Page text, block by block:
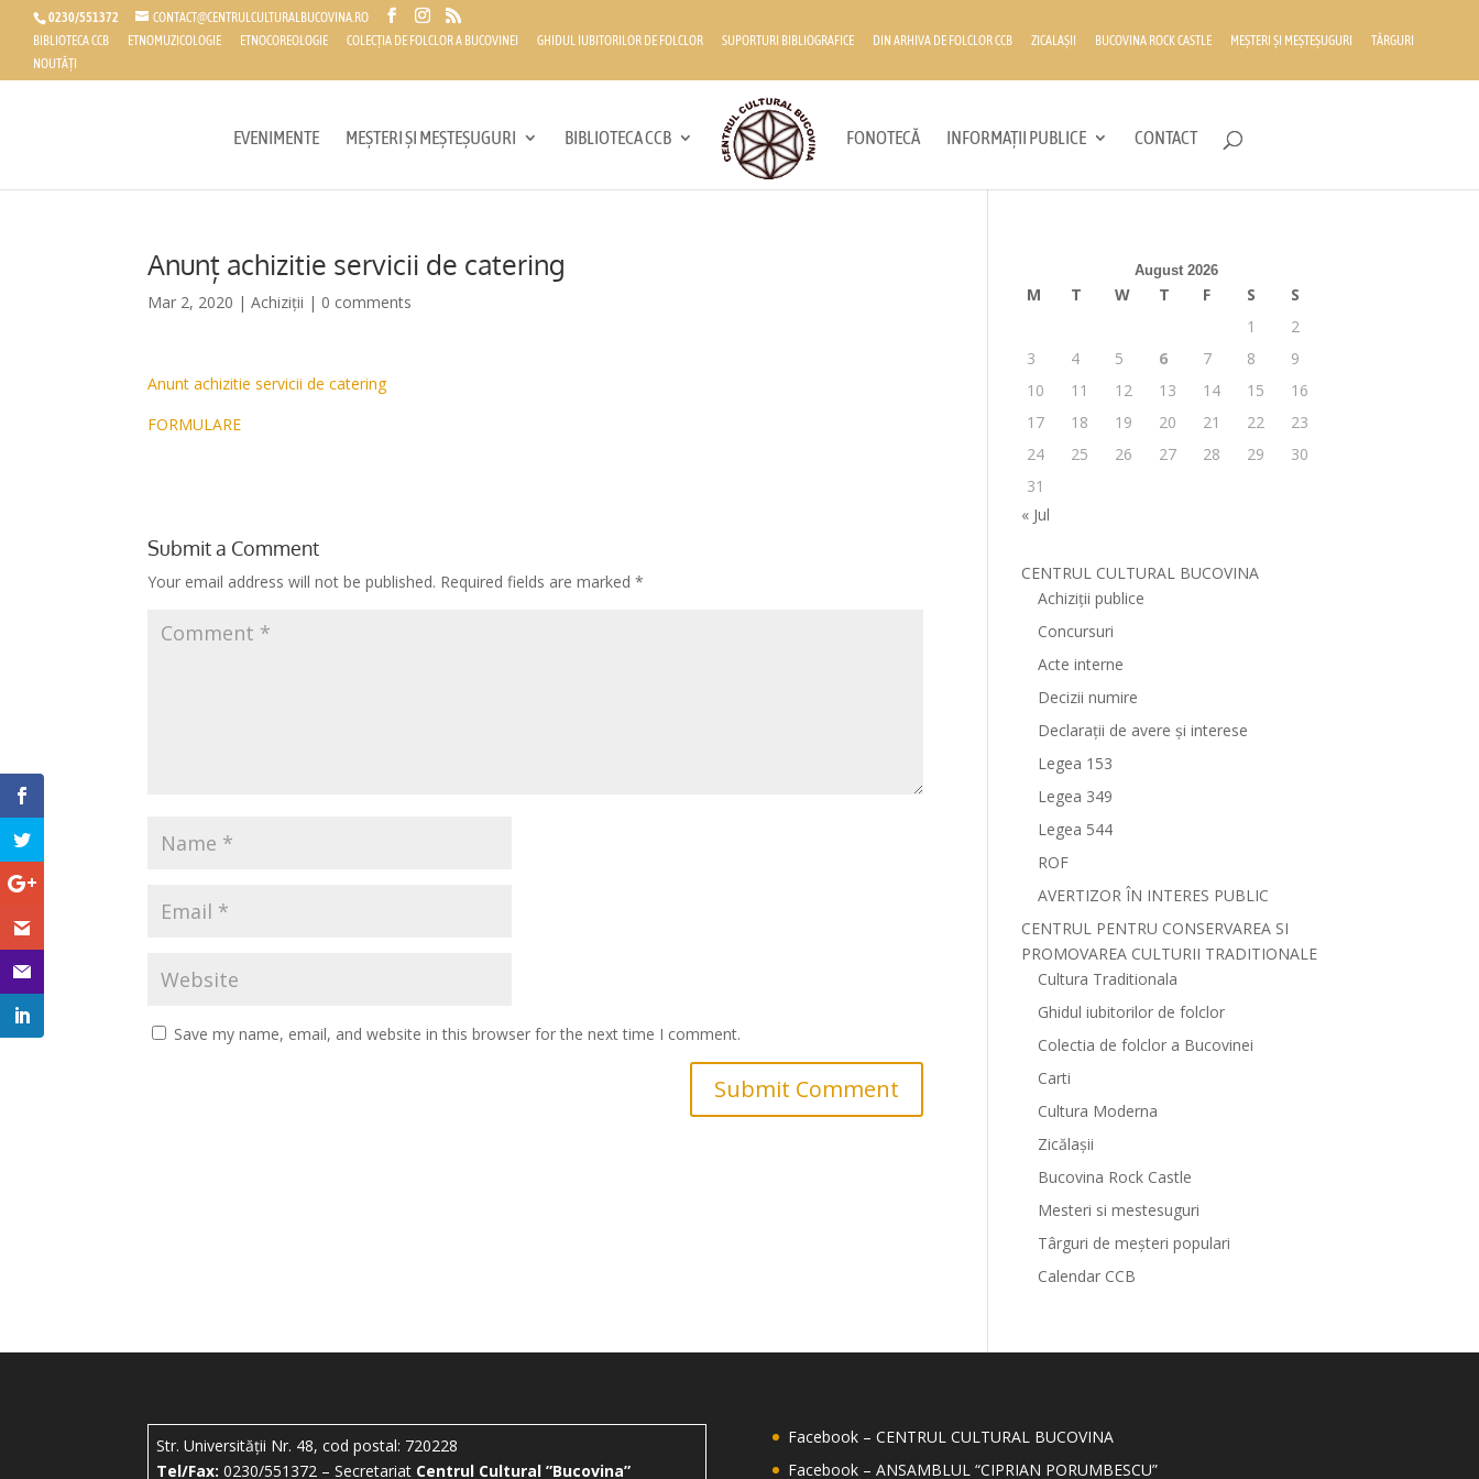
0230/551372
CONTACT@CENTRULCULTURALBUCOVINA.RO
BIBLIOTECA CCB
ETNOMUZICOLOGIE ETNOCOREOLOGIE COLECȚIA DE FOLCLOR A BUCOVINEI GHIDUL IUBITORILOR DE FOLCLOR SUPORTURI BIBLIOGRAFICE DIN ARHIVA DE FOLCLOR CCB ZICALAȘII BUCOVINA ROCK CASTLE MEȘTERI ȘI MEȘTEȘUGURI
TÂRGURI
NOUTĂȚI
EVENIMENTE MEȘTERI ȘI MEȘTEȘUGURI BIBLIOTECA CCB FONOTECĂ INFORMAȚII PUBLICE CONTACT
Anunț achizitie servicii de catering
Mar 2, 2020 |Achiziții | 0 comments
Anunt achizitie servicii de catering
FORMULARE
Submit a Comment
Your email address will not be published. Required fields are marked*
Save my name, email, and website in this browser for the next time I comment.
August 2026
M T W T F S
S
1
2
3
4 5 6 7 8
9
10
11 12 13 14 15
16
17
18 19 20 21 22
23
24
25 26 27 28 29
30
31
« Jul
CENTRUL CULTURAL BUCOVINA
Achiziții publice
Concursuri
Acte interne
Decizii numire
Declarații de avere și interese
Legea 153
Legea 349
Legea 544
ROF
AVERTIZOR ÎN INTERES PUBLIC
CENTRUL PENTRU CONSERVAREA SI
PROMOVAREA CULTURII TRADITIONALE
Cultura Traditionala
Ghidul iubitorilor de folclor
Colectia de folclor a Bucovinei
Carti
Cultura Moderna
Zicălașii
Bucovina Rock Castle
Mesteri si mestesuguri
Târguri de meșteri populari
Calendar CCB
Str. Universității Nr. 48, cod postal: 720228
Tel/Fax: 0230/551372 – Secretariat Centrul Cultural ”Bucovina”
Facebook – CENTRUL CULTURAL BUCOVINA
Facebook – ANSAMBLUL “CIPRIAN PORUMBESCU”